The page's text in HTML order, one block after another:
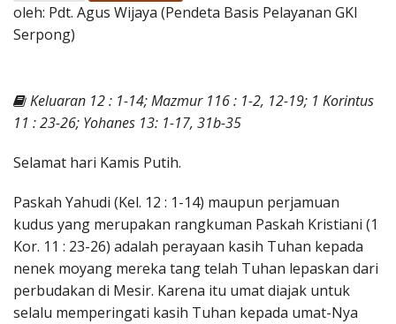
Berita Kegiatan
Materi
Penerbitan
oleh: Pdt. Agus Wijaya (Pendeta Basis Pelayanan GKI
Serpong)
Keluaran 12 : 1-14; Mazmur 116 : 1-2, 12-19; 1 Korintus
11 : 23-26; Yohanes 13: 1-17, 31b-35
Selamat hari Kamis Putih.
Paskah Yahudi (Kel. 12 : 1-14) maupun perjamuan
kudus yang merupakan rangkuman Paskah Kristiani (1
Kor. 11 : 23-26) adalah perayaan kasih Tuhan kepada
nenek moyang mereka tang telah Tuhan lepaskan dari
perbudakan di Mesir. Karena itu umat diajak untuk
selalu memperingati kasih Tuhan kepada umat-Nya